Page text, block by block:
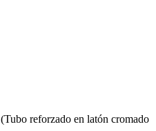
(Tubo reforzado en latón cromado